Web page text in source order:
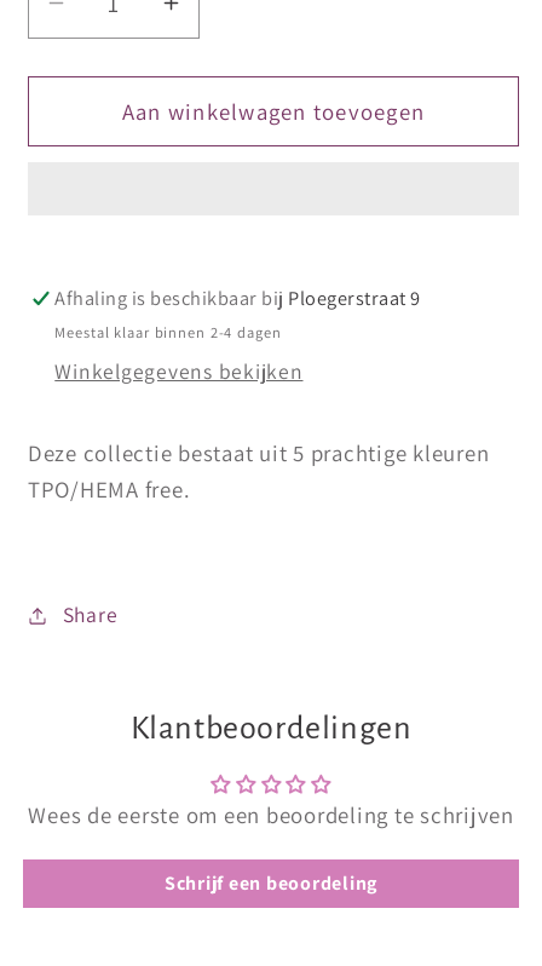
Aantal
verlagen
voor
Gellak
Aantal
verhogen
voor
DIVA
Gellak
Aan winkelwagen toevoegen
Afhaling is beschikbaar bij Ploegerstraat 9
Meestal klaar binnen 2-4 dagen
Winkelgegevens bekijken
Deze collectie bestaat uit 5 prachtige kleuren
TPO/HEMA free.
Share
Klantbeoordelingen
Wees de eerste om een beoordeling te schrijven
Schrijf een beoordeling